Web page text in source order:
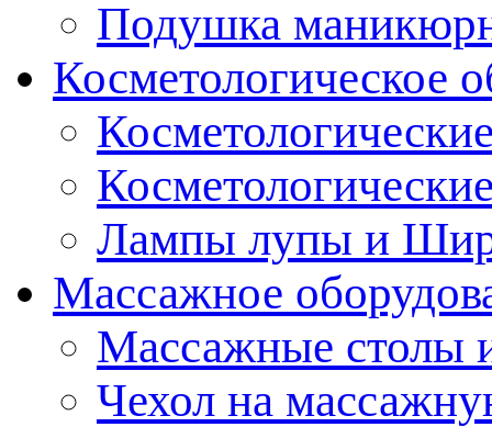
Подушка
Косметологическое
Лампы лупы и
Массажное
Массажные столы
Чехол на